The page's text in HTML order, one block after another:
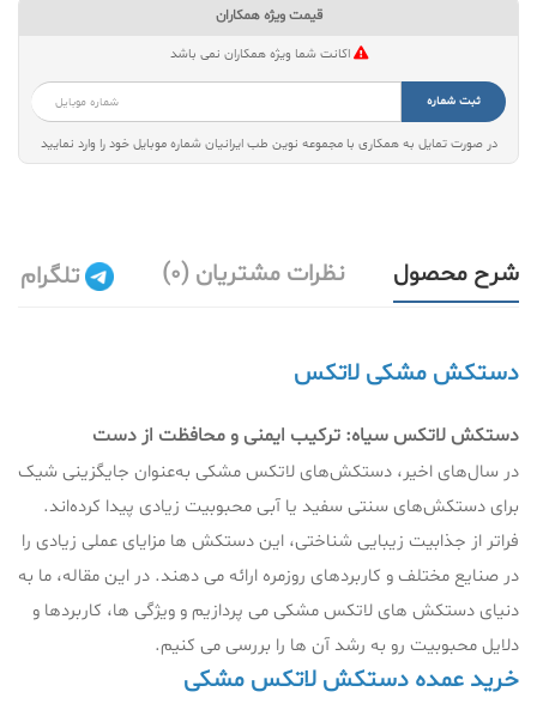
قیمت ویژه همکاران
اکانت شما ویژه همکاران نمی باشد
ثبت شماره
در صورت تمایل به همکاری با مجموعه نوین طب ایرانیان شماره موبایل خود را وارد نمایید
شرح محصول نظرات مشتریان (0) تلگرام
دستکش مشکی لاتکس
دستکش لاتکس سیاه: ترکیب ایمنی و محافظت از دست
در سال‌های اخیر، دستکش‌های لاتکس مشکی به‌عنوان جایگزینی شیک
برای دستکش‌های سنتی سفید یا آبی محبوبیت زیادی پیدا کرده‌اند.
فراتر از جذابیت زیبایی شناختی، این دستکش ها مزایای عملی زیادی را
در صنایع مختلف و کاربردهای روزمره ارائه می دهند. در این مقاله، ما به
دنیای دستکش های لاتکس مشکی می پردازیم و ویژگی ها، کاربردها و
دلایل محبوبیت رو به رشد آن ها را بررسی می کنیم.
خرید عمده دستکش لاتکس مشکی